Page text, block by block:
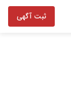
ثبت آگهی